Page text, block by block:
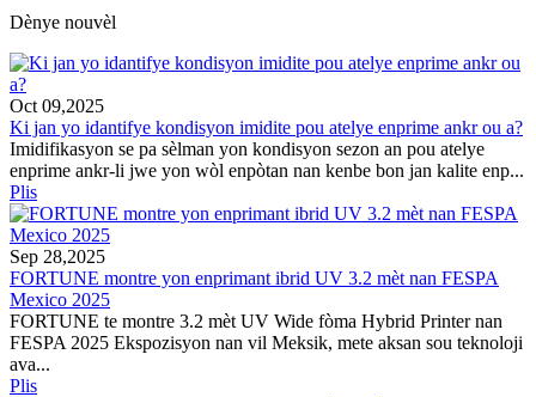
Dènye nouvèl
Oct 09,2025
Ki jan yo idantifye kondisyon imidite pou atelye enprime ankr ou a?
Imidifikasyon se pa sèlman yon kondisyon sezon an pou atelye
enprime ankr-li jwe yon wòl enpòtan nan kenbe bon jan kalite enp...
Plis
Sep 28,2025
FORTUNE montre yon enprimant ibrid UV 3.2 mèt nan FESPA
Mexico 2025
FORTUNE te montre 3.2 mèt UV Wide fòma Hybrid Printer nan
FESPA 2025 Ekspozisyon nan vil Meksik, mete aksan sou teknoloji
ava...
Plis